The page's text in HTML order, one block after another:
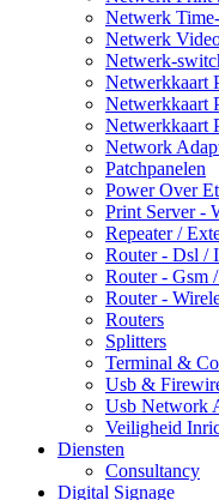
Netwerk
Netwerk
Netwerk-
Netwerkkaart
Netwerkkaart
Netwerkkaart
Network
Patchpanelen
Power Over
Print Server -
Repeater /
Router - Dsl /
Router - Gsm
Router -
Routers
Splitters
Terminal &
Usb &
Usb Network
Veiligheid
Diensten
Consultancy
Digital Signage